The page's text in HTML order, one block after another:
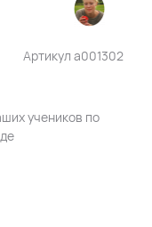
Артикул a001302
учеников по